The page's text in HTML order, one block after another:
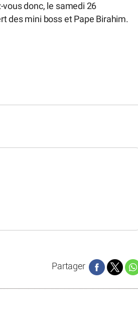
donc, le samedi 26
des mini boss et Pape Birahim.
Partager